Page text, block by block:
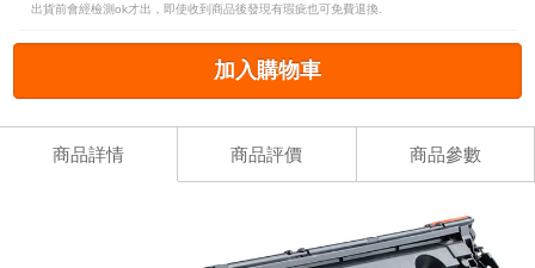
出貨前會經檢測ok才出，即使收到商品後發現有瑕疵也可免費退換.
加入購物車
商品詳情 商品評價 商品參數